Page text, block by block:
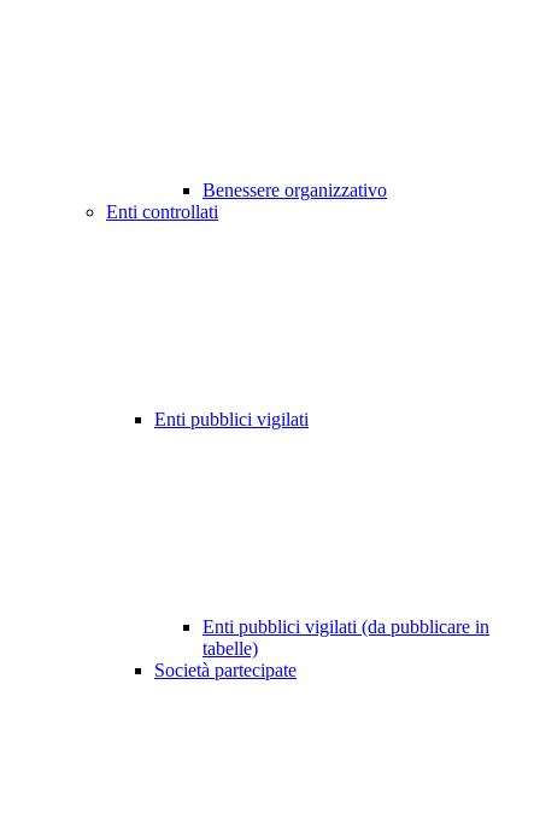
Benessere organizzativo
Enti controllati
Enti pubblici vigilati
Enti pubblici vigilati (da pubblicare in
tabelle)
Società partecipate